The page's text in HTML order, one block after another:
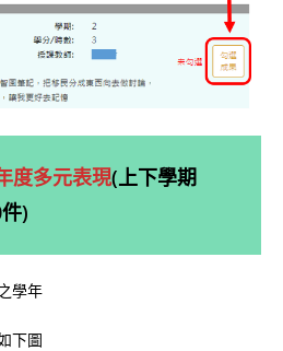
度多元表現(上下學期
)
學年
下圖